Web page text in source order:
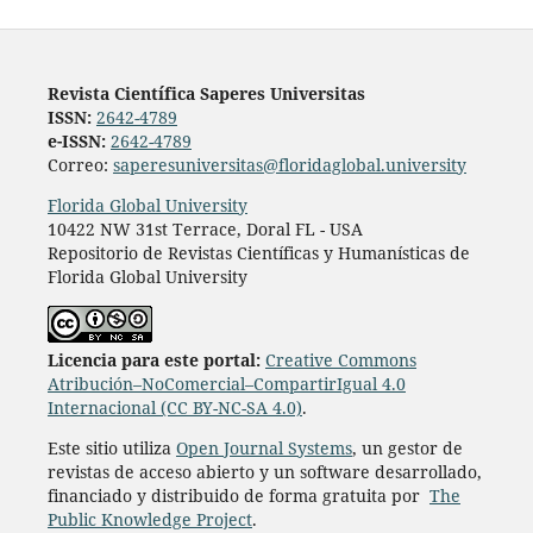
Revista Científica Saperes Universitas
ISSN: 2642-4789
e-ISSN: 2642-4789
Correo: saperesuniversitas@floridaglobal.university
Florida Global University
10422 NW 31st Terrace, Doral FL - USA
Repositorio de Revistas Científicas y Humanísticas de
Florida Global University
Licencia para este portal: Creative Commons
Atribución–NoComercial–CompartirIgual 4.0
Internacional (CC BY-NC-SA 4.0).
Este sitio utiliza Open Journal Systems, un gestor de
revistas de acceso abierto y un software desarrollado,
financiado y distribuido de forma gratuita por The
Public Knowledge Project.